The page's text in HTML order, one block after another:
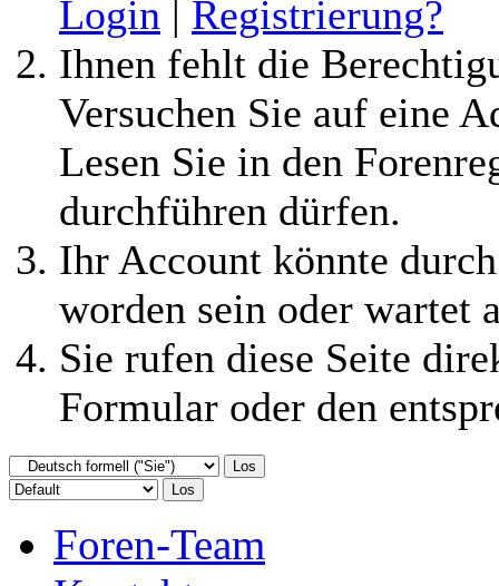
sich an und versuchen
Login |Registrierung?
Ihnen fehlt die
Versuchen Sie auf eine
Lesen Sie in den
durchführen dürfen.
Ihr Account könnte
worden sein oder wartet
Sie rufen diese Seite
Formular oder den